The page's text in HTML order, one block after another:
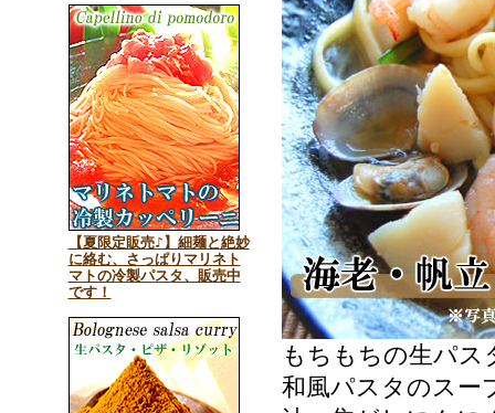
【夏限定販売♪】細麺と絶妙
に絡む、さっぱりマリネト
マトの冷製パスタ、販売中
です！
もちもちの生パ
和風パスタのスー